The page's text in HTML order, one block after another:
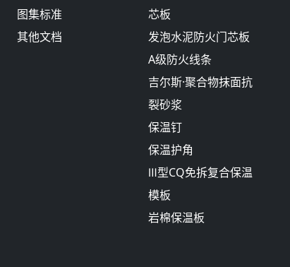
图集标准
其他文档
芯板
发泡水泥防火门芯板
A级防火线条
吉尔斯·聚合物抹面抗
裂砂浆
保温钉
保温护角
Ⅲ型CQ免拆复合保温
模板
岩棉保温板